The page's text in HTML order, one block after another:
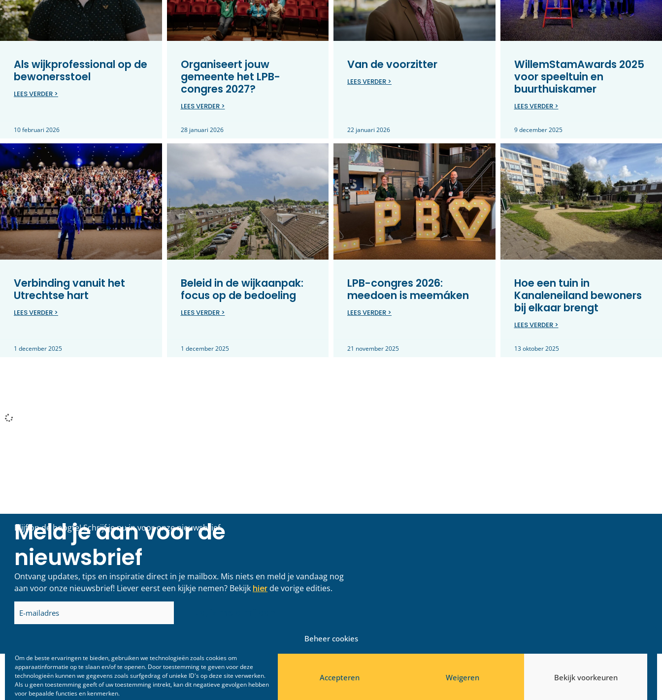
Beheer cookies
Om de beste ervaringen te bieden, gebruiken we technologieën zoals cookies om
apparaatinformatie op te slaan en/of te openen. Door toestemming te geven voor deze
technologieën kunnen we gegevens zoals surfgedrag of unieke ID's op deze site verwerken.
Als u geen toestemming geeft of uw toestemming intrekt, kan dit negatieve gevolgen hebben
voor bepaalde functies en kenmerken.
Accepteren Weigeren Bekijk voorkeuren
Als wijkprofessional op de
bewonersstoel
LEES VERDER >
10 februari 2026
Organiseert jouw
gemeente het LPB-
congres 2027?
LEES VERDER >
28 januari 2026
Van de voorzitter
LEES VERDER >
22 januari 2026
WillemStamAwards 2025
voor speeltuin en
buurthuiskamer
LEES VERDER >
9 december 2025
Verbinding vanuit het
Utrechtse hart
LEES VERDER >
1 december 2025
Beleid in de wijkaanpak:
focus op de bedoeling
LEES VERDER >
1 december 2025
LPB-congres 2026:
meedoen is meemáken
LEES VERDER >
21 november 2025
Hoe een tuin in
Kanaleneiland bewoners
bij elkaar brengt
LEES VERDER >
13 oktober 2025
Communicatieve
Duizendpoot (6 – 8 uur
per week)
LEES VERDER >
20 juli 2026
slag in Groningen
LEES VERDER >
13 mei 2026
van het LPB-congres